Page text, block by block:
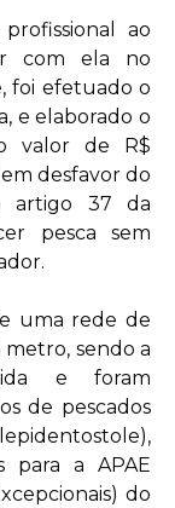
ao
com ela no
foi efetuado o
e elaborado o
valor de R$
desfavor do
artigo 37 da
pesca sem
uma rede de
metro, sendo a
e foram
de pescados
para a APAE
do